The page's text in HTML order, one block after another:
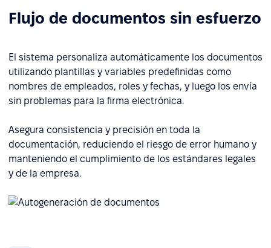
Flujo de documentos sin esfuerzo
El sistema personaliza automáticamente los documentos
utilizando plantillas y variables predefinidas como
nombres de empleados, roles y fechas, y luego los envía
sin problemas para la firma electrónica.
Asegura consistencia y precisión en toda la
documentación, reduciendo el riesgo de error humano y
manteniendo el cumplimiento de los estándares legales
y de la empresa.